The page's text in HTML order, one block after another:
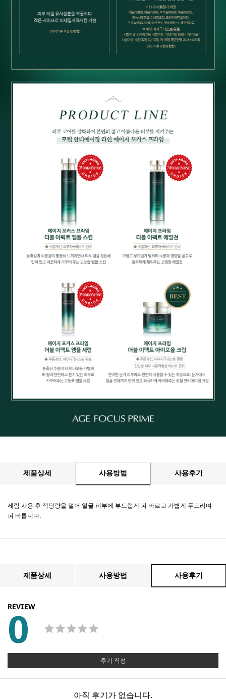
제품상세 사용방법 사용후기
세럼 사용 후 적당량을 덜어 얼굴 피부에 부드럽게 펴 바르고 가볍게 두드리며
펴 바릅니다.
제품상세 사용방법 사용후기
REVIEW
0
후기 작성
아직 후기가 없습니다.